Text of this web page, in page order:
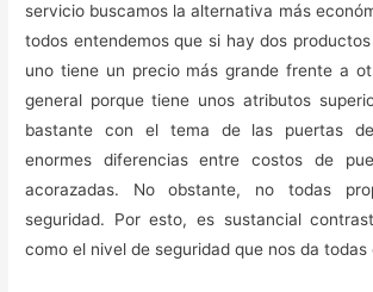
servicio buscamos la alternativa más
todos entendemos que si hay dos
uno tiene un precio más grande frente a
general porque tiene unos atributos
bastante con el tema de las puertas
enormes diferencias entre costos de
acorazadas. No obstante, no todas
seguridad. Por esto, es sustancial
como el nivel de seguridad que nos da todas